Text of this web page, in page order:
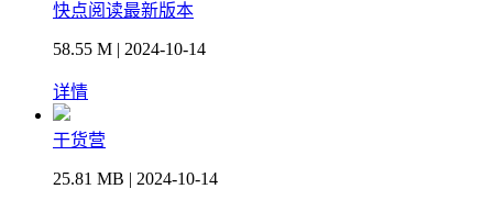
快点阅读最新版本
58.55 M | 2024-10-14
详情
干货营
25.81 MB | 2024-10-14